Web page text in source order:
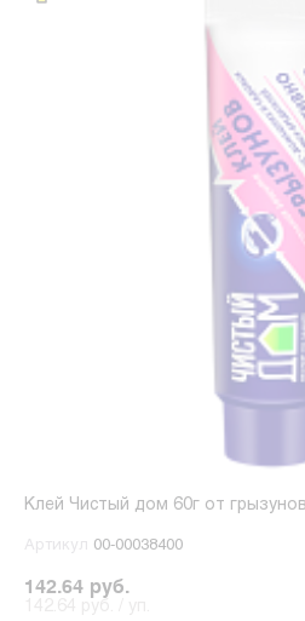
Клей Чистый дом 60г от
Артикул 00-00038400
142.64 руб.